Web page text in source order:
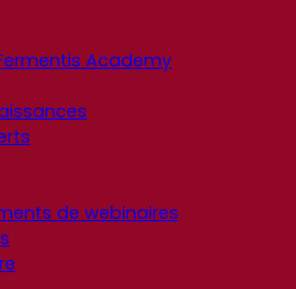
Academy
de webinaires